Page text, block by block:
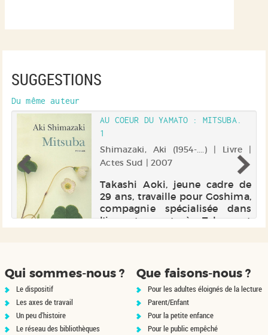
SUGGESTIONS
Du même auteur
AU COEUR DU YAMATO : MITSUBA.
1
Shimazaki, Aki (1954-....) | Livre |
Actes Sud | 2007
Takashi Aoki, jeune cadre de
29 ans, travaille pour Goshima,
compagnie spécialisée dans
l'import-export à Tokyo et
désir de quitter le japon pour
un...
Qui sommes-nous ?
Le dispositif
Les axes de travail
Un peu d'histoire
Le réseau des bibliothèques
Que faisons-nous ?
Pour les adultes éloignés de la lecture
Parent/Enfant
Pour la petite enfance
Pour le public empêché